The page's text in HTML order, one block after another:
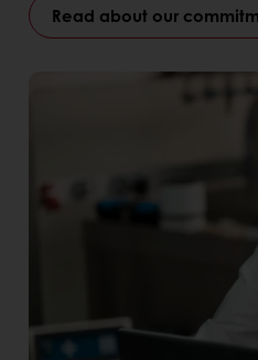
Read about our